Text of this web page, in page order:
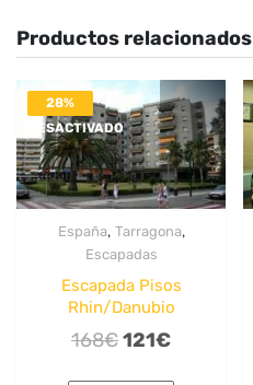
Productos relacionados
28%
DESACTIVADO
España, Tarragona,
Escapadas
Escapada Pisos
Rhin/Danubio
168€El
121€El